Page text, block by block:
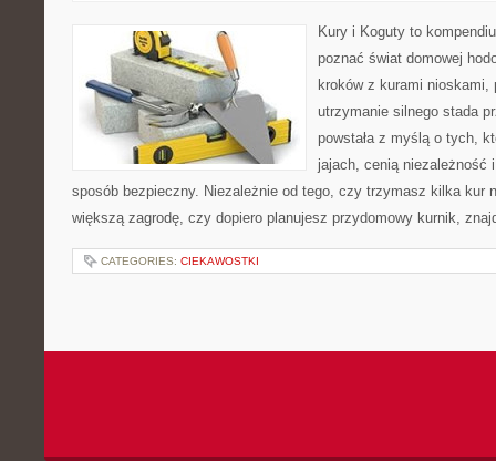
Kury i Koguty to
poznać świat domowej
kroków z kurami
utrzymanie silnego stada
powstała z myślą o tych,
jajach, cenią niezależność
sposób bezpieczny. Niezależnie od tego, czy trzymasz kilka kur
większą zagrodę, czy dopiero planujesz przydomowy kurnik,
CATEGORIES: CIEKAWOSTKI